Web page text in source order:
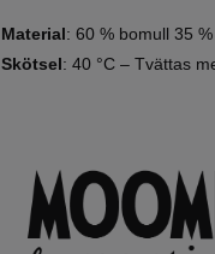
Material: 60 % bomull 35
Skötsel: 40 °C – Tvättas